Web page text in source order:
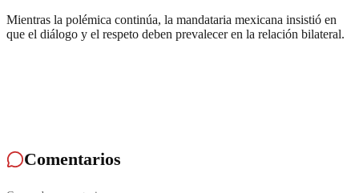
Mientras la polémica continúa, la mandataria mexicana insistió en
que el diálogo y el respeto deben prevalecer en la relación bilateral.
Comentarios